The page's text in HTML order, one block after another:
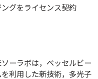
グをライセンス契約
ーラボは，ベッセルビー
を利用した新技術，多光子